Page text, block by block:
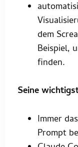
dem
Beispiel,
finden.
Seine
Immer
Prompt